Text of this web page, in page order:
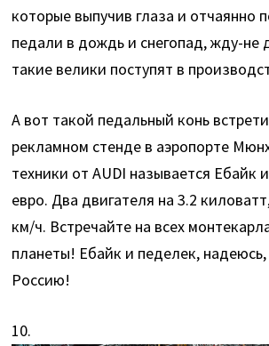
которые выпучив глаза и отчаянно
педали в дождь и снегопад, жду-не
такие велики поступят в
А вот такой педальный конь
рекламном стенде в аэропорте
техники от AUDI называется Ебайк
евро. Два двигателя на 3.2
км/ч. Встречайте на всех
планеты! Ебайк и педелек,
Россию!
10.